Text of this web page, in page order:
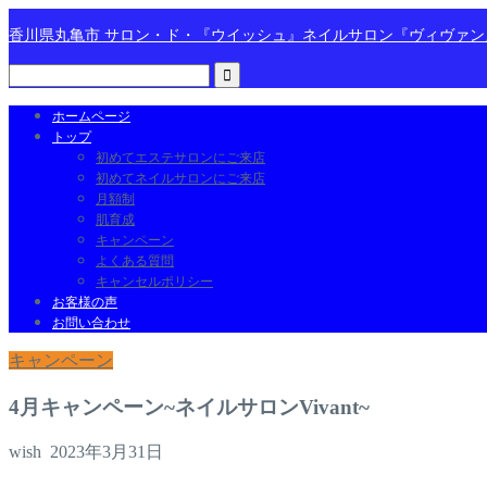
香川県丸亀市 サロン・ド・『ウイッシュ』ネイルサロン『ヴィヴァ
ホームページ
トップ
初めてエステサロンにご来店
初めてネイルサロンにご来店
月額制
肌育成
キャンペーン
よくある質問
キャンセルポリシー
お客様の声
お問い合わせ
キャンペーン
4月キャンペーン~ネイルサロンVivant~
wish 2023年3月31日